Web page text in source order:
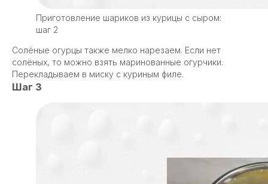
Приготовление шариков из курицы с сыром:
шаг 2
Солёные огурцы также мелко нарезаем. Если нет
солёных, то можно взять маринованные огурчики.
Перекладываем в миску с куриным филе.
Шаг 3